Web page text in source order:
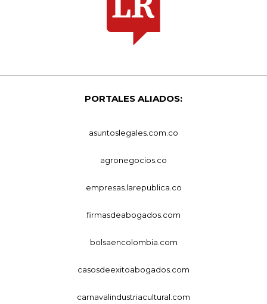
PORTALES ALIADOS:
asuntoslegales.com.co
agronegocios.co
empresas.larepublica.co
firmasdeabogados.com
bolsaencolombia.com
casosdeexitoabogados.com
carnavalindustriacultural.com